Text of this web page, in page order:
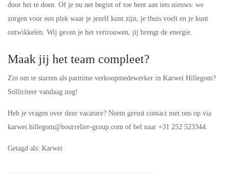
door het te doen. Of je nu net begint of toe bent aan iets nieuws: we
zorgen voor een plek waar je jezelf kunt zijn, je thuis voelt en je kunt
ontwikkelen. Wij geven je het vertrouwen, jij brengt de energie.
Maak jij het team compleet?
Zin om te starten als parttime verkoopmedewerker in Karwei Hillegom?
Solliciteer vandaag nog!
Heb je vragen over deze vacature? Neem gerust contact met ons op via
karwei.hillegom@bourrelier-group.com of bel naar +31 252 523344.
Getagd als: Karwei